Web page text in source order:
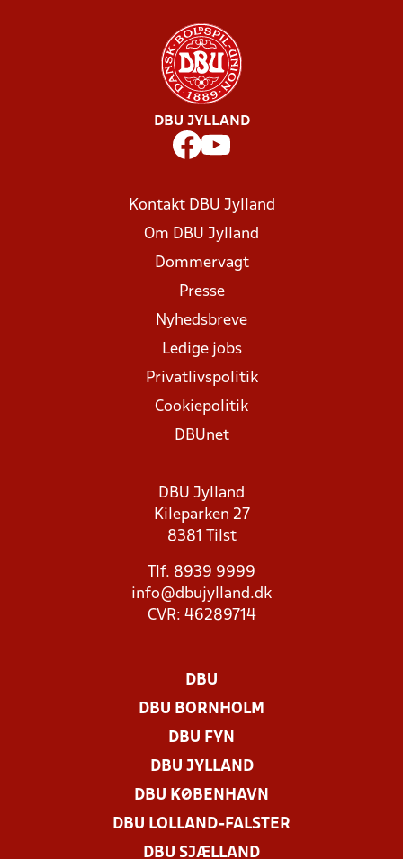
DBU JYLLAND
Kontakt DBU Jylland
Om DBU Jylland
Dommervagt
Presse
Nyhedsbreve
Ledige jobs
Privatlivspolitik
Cookiepolitik
DBUnet
DBU Jylland
Kileparken 27
8381 Tilst
Tlf. 8939 9999
info@dbujylland.dk
CVR: 46289714
DBU
DBU BORNHOLM
DBU FYN
DBU JYLLAND
DBU KØBENHAVN
DBU LOLLAND-FALSTER
DBU SJÆLLAND